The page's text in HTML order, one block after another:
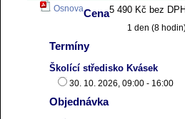
OsnovaCena5 490 Kč bez
1 den (8
Termíny
Školící středisko Kvásek
30. 10. 2026, 09:00 - 16:00
Objednávka